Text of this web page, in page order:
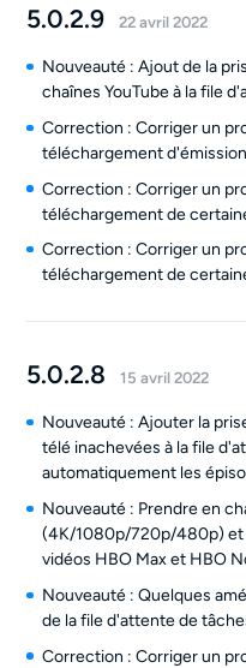
5.0.2.9 22 avril 2022
Nouveauté : Ajout de la
chaînes YouTube à la file
Correction : Corriger un
téléchargement
Correction : Corriger un
téléchargement de
Correction : Corriger un
téléchargement de
5.0.2.8 15 avril 2022
Nouveauté : Ajouter la
télé inachevées à la file
automatiquement les
Nouveauté : Prendre en
(4K/1080p/720p/480p) et
vidéos HBO Max et HBO
Nouveauté : Quelques
de la file d'attente de
Correction : Corriger un